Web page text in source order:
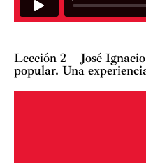
Lección 2 – José
popular. Una